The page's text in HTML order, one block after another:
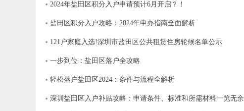
2024年盐田区积分入户申请预计6月开启？！
盐田区积分入户攻略：2024年申办指南全面解析
121户家庭入选!深圳市盐田区公共租赁住房轮候名单公示
一步到位：盐田区落户全攻略
轻松落户盐田区2024：条件与流程全解析
深圳盐田区入户补贴攻略：申请条件、标准和所需材料一览无余